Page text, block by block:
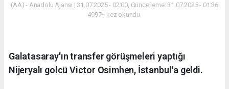
(AA) - Anadolu Ajansı | 31.07.2025 - 02:00, Güncelleme: 31.07.2025 - 01:36
4997+ kez okundu.
Galatasaray'ın transfer görüşmeleri yaptığı
Nijeryalı golcü Victor Osimhen, İstanbul'a geldi.